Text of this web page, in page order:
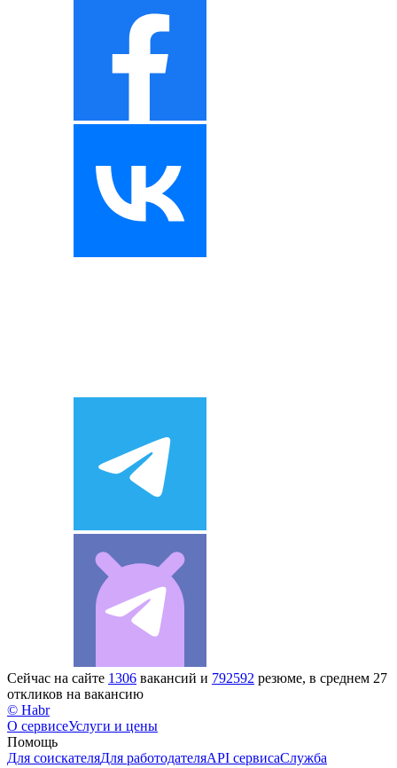
Сейчас на сайте 1306 вакансий и 792592 резюме, в среднем 27
откликов на вакансию
© Habr
О сервисеУслуги и цены
Помощь
Для соискателяДля работодателяAPI сервисаСлужба